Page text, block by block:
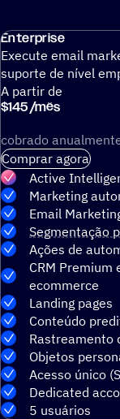
Enterprise
Execute email
suporte de nível
A partir de
$145/mês
cobrado
Comprar agora
Active
Marketing
Email
Segmentação
Ações de
CRM Premium
ecommerce
Landing pages
Conteúdo
Rastreamento
Objetos
Acesso único
Dedicated
5 usuários